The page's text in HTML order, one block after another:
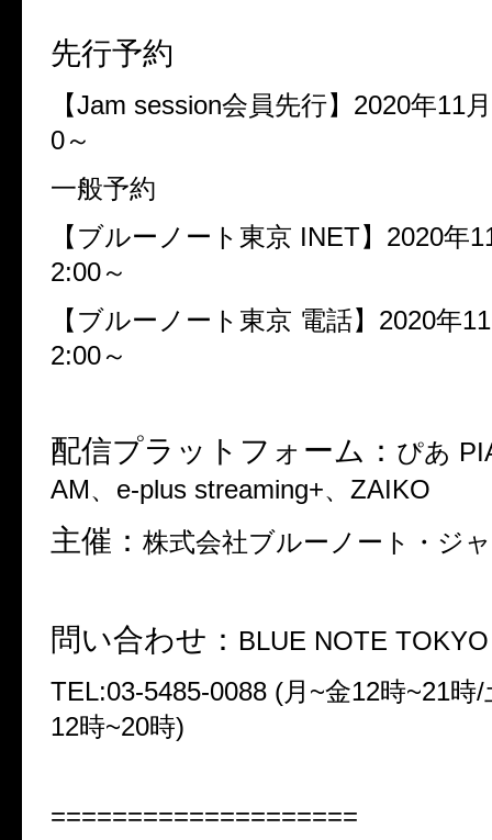
先行予約
【Jam session会員先行】2020年11
0～
一般予約
【ブルーノート東京 INET】2020年
2:00～
【ブルーノート東京 電話】2020年
2:00～
配信プラットフォーム： ぴあ
AM、e-plus streaming+、ZAIKO
主催： 株式会社ブルーノート・ジ
問い合わせ： BLUE NOTE
TEL:03-5485-0088 (月~金12時~21時
12時~20時)
====================